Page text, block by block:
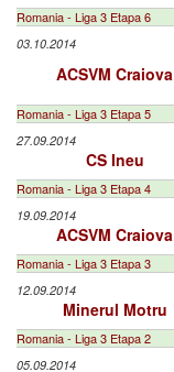
Romania - Liga 3 Etapa 6
03.10.2014
ACSVM Craiova
Romania - Liga 3 Etapa 5
27.09.2014
CS Ineu
Romania - Liga 3 Etapa 4
19.09.2014
ACSVM Craiova
Romania - Liga 3 Etapa 3
12.09.2014
Minerul Motru
Romania - Liga 3 Etapa 2
05.09.2014